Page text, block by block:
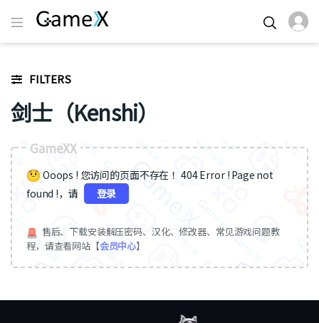
FILTERS
剑士（Kenshi）
GameXX
Ooops ! 您访问的页面不存在 ！404 Error ! Page not
found !，请
登录
售后、下载安装解压密码、汉化、修改器、常见游戏问题教
程，请查看网站【会员中心】